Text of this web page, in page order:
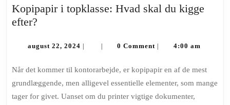
Kopipapir i topklasse: Hvad skal du kigge
efter?
topklasse:
skal
du
kigge
august 22, 2024 august
0 Comment 4:00 am
Når det kommer til kontorarbejde, er kopipapir en af de mest
grundlæggende, men alligevel essentielle elementer, som mange
tager for givet. Uanset om du printer vigtige dokumenter,